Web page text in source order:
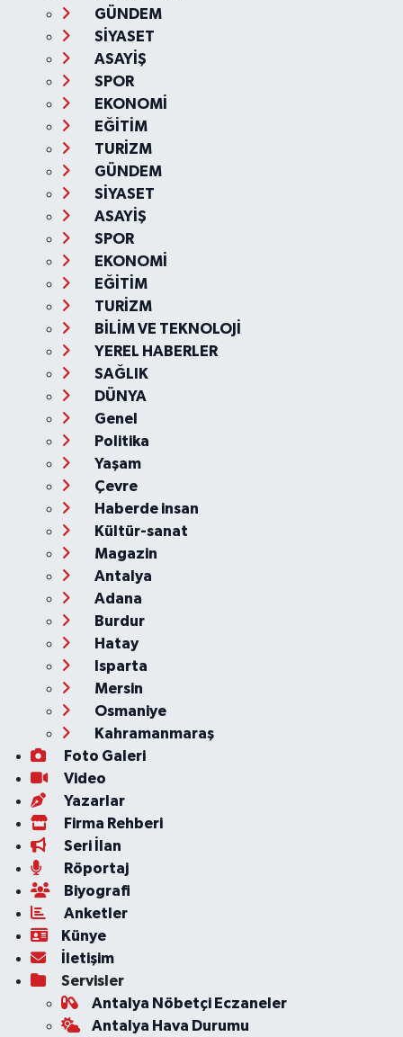
GÜNDEM
SİYASET
ASAYİŞ
SPOR
EKONOMİ
EĞİTİM
TURİZM
GÜNDEM
SİYASET
ASAYİŞ
SPOR
EKONOMİ
EĞİTİM
TURİZM
BİLİM VE TEKNOLOJİ
YEREL HABERLER
SAĞLIK
DÜNYA
Genel
Politika
Yaşam
Çevre
Haberde insan
Kültür-sanat
Magazin
Antalya
Adana
Burdur
Hatay
Isparta
Mersin
Osmaniye
Kahramanmaraş
Foto Galeri
Video
Yazarlar
Firma Rehberi
Seri İlan
Röportaj
Biyografi
Anketler
Künye
İletişim
Servisler
Antalya Nöbetçi Eczaneler
Antalya Hava Durumu